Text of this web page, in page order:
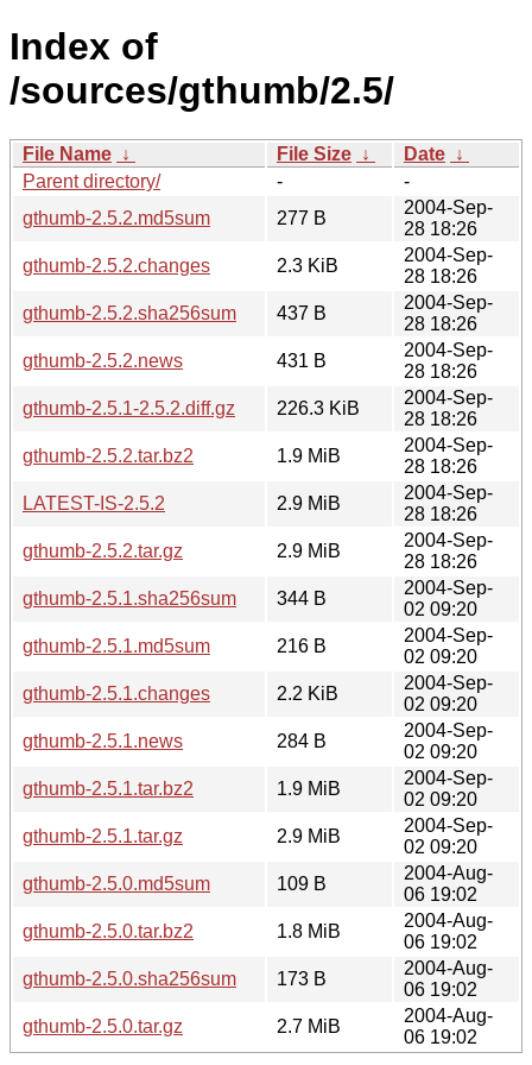
Index of
/sources/gthumb/2.5/
File Name ↓ File Size ↓ Date ↓
Parent directory/
-
-
gthumb-2.5.2.md5sum
277 B
2004-Sep-
28 18:26
gthumb-2.5.2.changes
2.3 KiB
2004-Sep-
28 18:26
gthumb-2.5.2.sha256sum
437 B
2004-Sep-
28 18:26
gthumb-2.5.2.news
431 B
2004-Sep-
28 18:26
gthumb-2.5.1-2.5.2.diff.gz
226.3 KiB
2004-Sep-
28 18:26
gthumb-2.5.2.tar.bz2
1.9 MiB
2004-Sep-
28 18:26
LATEST-IS-2.5.2
2.9 MiB
2004-Sep-
28 18:26
gthumb-2.5.2.tar.gz
2.9 MiB
2004-Sep-
28 18:26
gthumb-2.5.1.sha256sum
344 B
2004-Sep-
02 09:20
gthumb-2.5.1.md5sum
216 B
2004-Sep-
02 09:20
gthumb-2.5.1.changes
2.2 KiB
2004-Sep-
02 09:20
gthumb-2.5.1.news
284 B
2004-Sep-
02 09:20
gthumb-2.5.1.tar.bz2
1.9 MiB
2004-Sep-
02 09:20
gthumb-2.5.1.tar.gz
2.9 MiB
2004-Sep-
02 09:20
gthumb-2.5.0.md5sum
109 B
2004-Aug-
06 19:02
gthumb-2.5.0.tar.bz2
1.8 MiB
2004-Aug-
06 19:02
gthumb-2.5.0.sha256sum
173 B
2004-Aug-
06 19:02
gthumb-2.5.0.tar.gz
2.7 MiB
2004-Aug-
06 19:02